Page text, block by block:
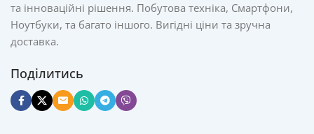
та інноваційні рішення. Побутова техніка, Смартфони,
Ноутбуки, та багато іншого. Вигідні ціни та зручна
доставка.
Поділитись